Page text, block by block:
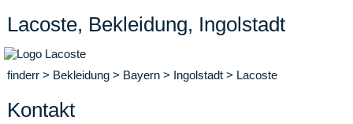
Lacoste, Bekleidung, Ingolstadt
finderr > Bekleidung > Bayern > Ingolstadt > Lacoste
Kontakt